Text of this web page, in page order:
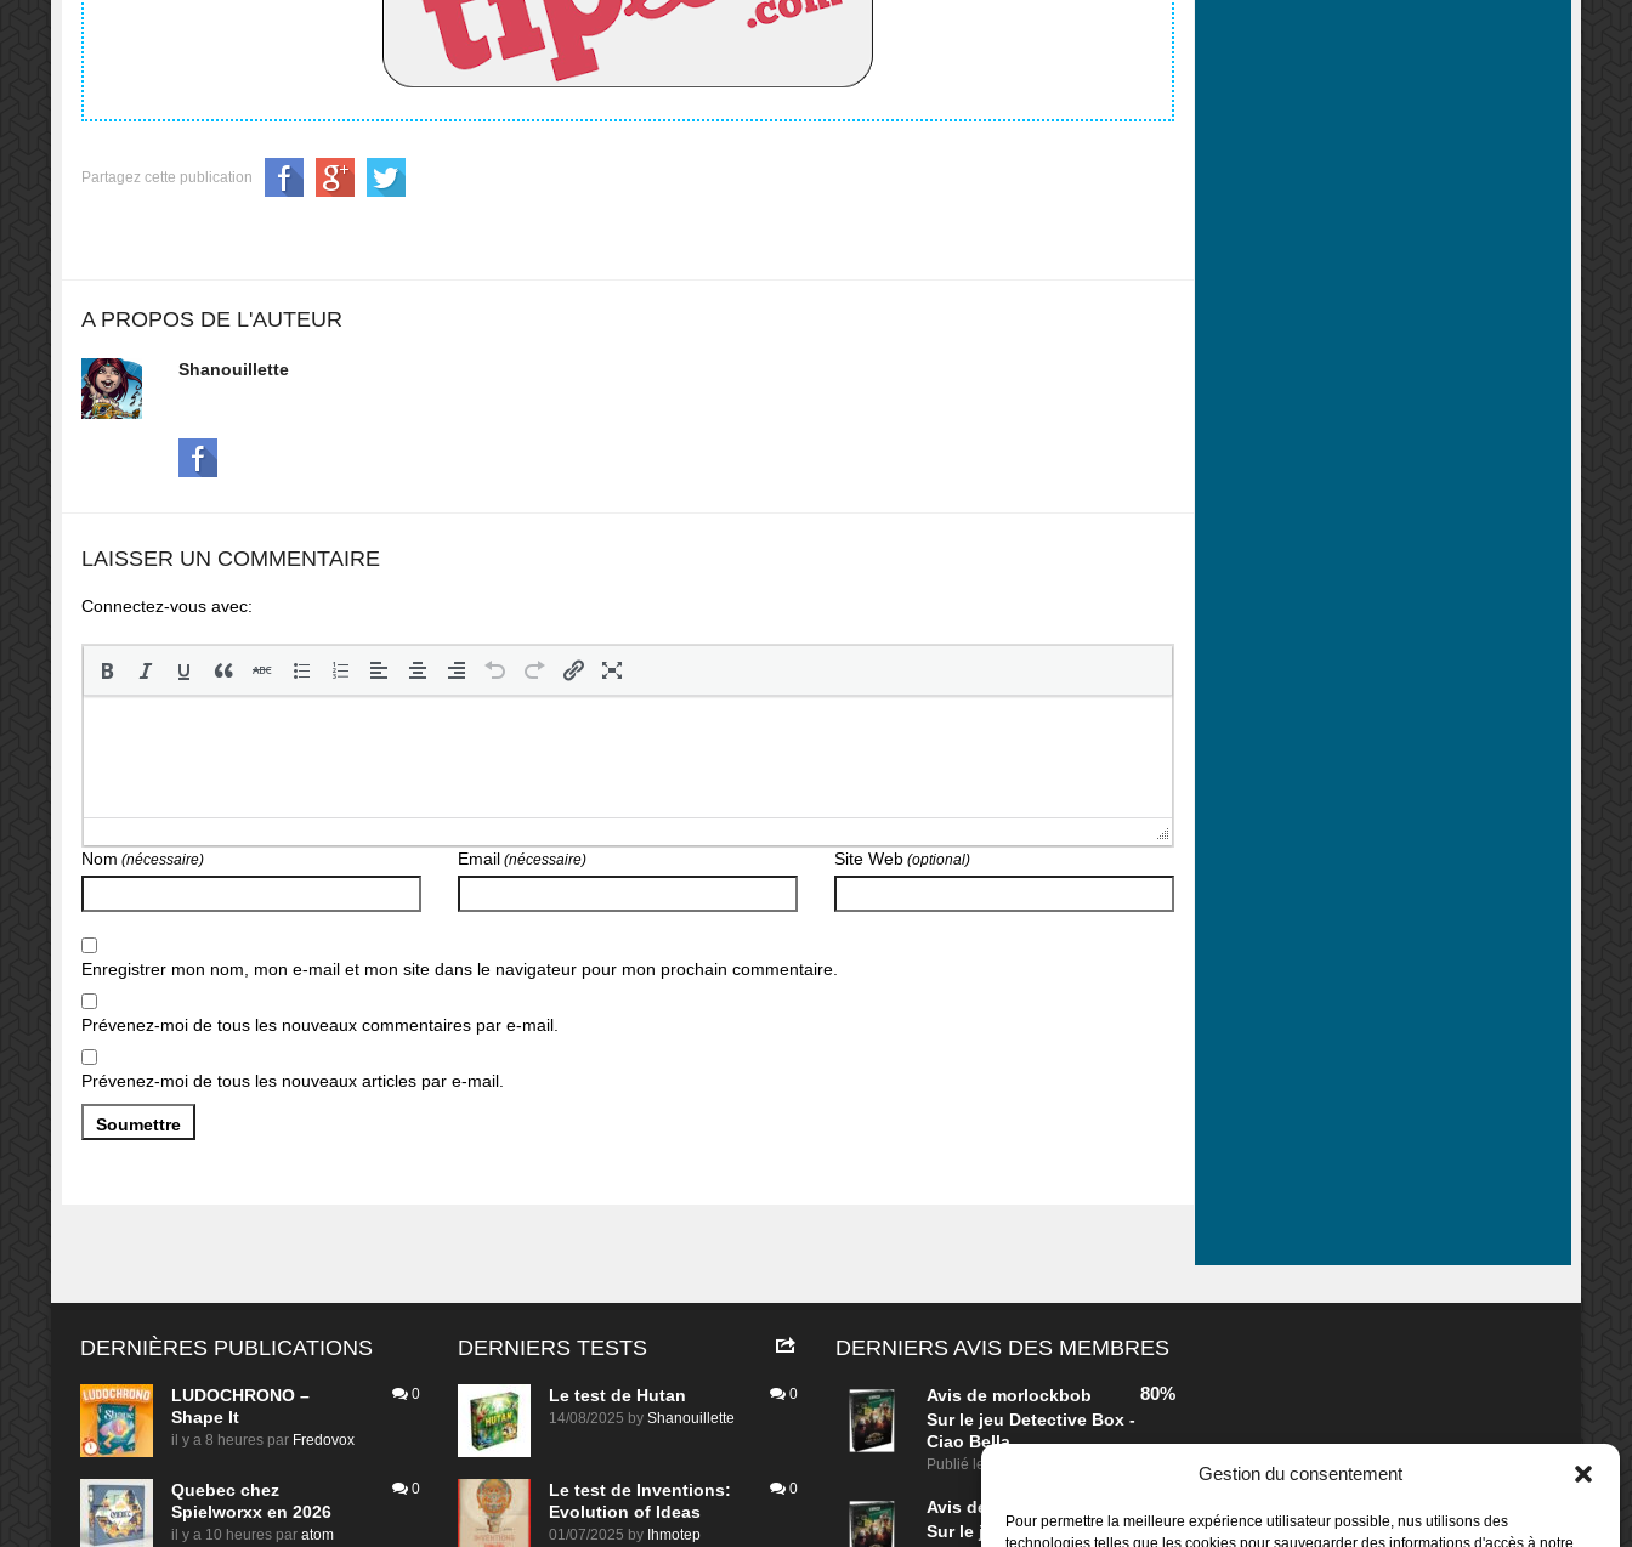
Gestion du consentement
Pour permettre la meilleure expérience utilisateur possible, nus utilisons des
technologies telles que les cookies pour sauvegarder des informations d'accès à notre
Partagez cette publication
A PROPOS DE L'AUTEUR
Shanouillette
LAISSER UN COMMENTAIRE
Connectez-vous avec:
Nom (nécessaire) Email (nécessaire) Site Web(optional)
Enregistrer mon nom, mon e-mail et mon site dans le navigateur pour mon prochain commentaire.
Prévenez-moi de tous les nouveaux commentaires par e-mail.
Prévenez-moi de tous les nouveaux articles par e-mail.
DERNIÈRES PUBLICATIONS
LUDOCHRONO –
Shape It
il y a 8 heures par Fredovox
0
Quebec chez
Spielworxx en 2026
il y a 10 heures par atom
0
DERNIERS TESTS
Le test de Hutan
14/08/2025 by Shanouillette
0
Le test de Inventions:
Evolution of Ideas
01/07/2025 by Ihmotep
0
DERNIERS AVIS DES MEMBRES
Avis de morlockbob
Sur le jeu Detective Box -
Ciao Bella
Publié le
80%
Avis de
Sur le jeu Detective Box -